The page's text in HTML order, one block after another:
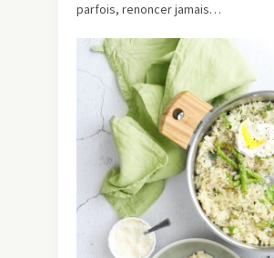
parfois, renoncer jamais…